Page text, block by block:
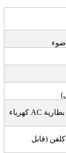
ضوء
كهرباء AC
من 2800 كلفن إلى 6500 كلفن (قابل